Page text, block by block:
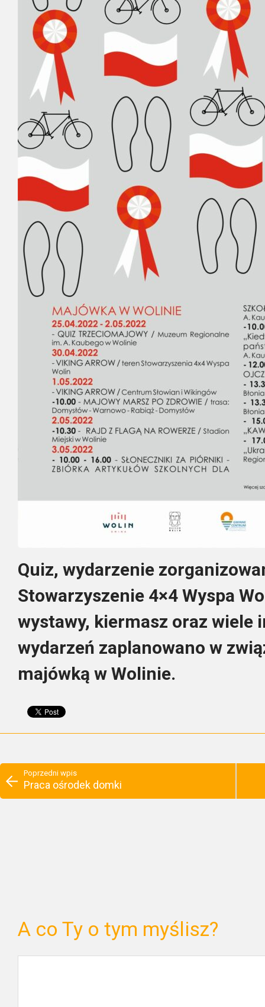
Quiz, wydarzenie
Stowarzyszenie 4×4 Wyspa
wystawy, kiermasz oraz wiele
wydarzeń zaplanowano w
majówką w Wolinie.
Poprzedni wpis
Praca ośrodek domki
A co Ty o tym myślisz?